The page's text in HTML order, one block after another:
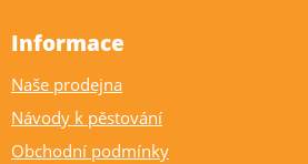
Informace
Naše prodejna
Návody k pěstování
Obchodní podmínky